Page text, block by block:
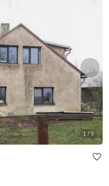
1 / 9